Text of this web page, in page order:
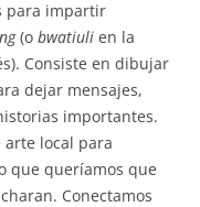
para impartir
(o bwatiuli en la
Consiste en dibujar
dejar mensajes,
importantes.
local para
que queríamos que
Conectamos